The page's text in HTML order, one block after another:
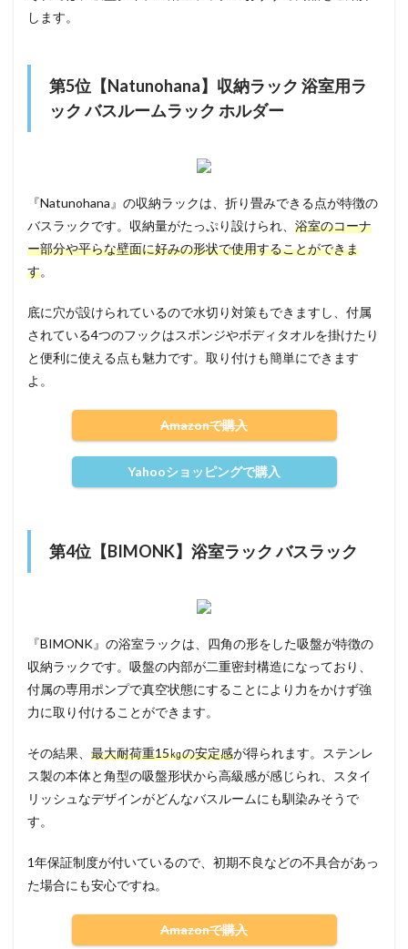
します。
第5位【Natunohana】収納ラック 浴室用ラ
ック バスルームラック ホルダー
『Natunohana』の収納ラックは、折り畳みできる点が特徴の
バスラックです。収納量がたっぷり設けられ、 浴室のコーナ
ー部分や平らな壁面に好みの形状で使用することができま
す。
底に穴が設けられているので水切り対策もできますし、付属
されている4つのフックはスポンジやボディタオルを掛けたり
と便利に使える点も魅力です。取り付けも簡単にできます
よ。
Amazonで購入
Yahooショッピングで購入
第4位【BIMONK】浴室ラック バスラック
『BIMONK』の浴室ラックは、四角の形をした吸盤が特徴の
収納ラックです。吸盤の内部が二重密封構造になっており、
付属の専用ポンプで真空状態にすることにより力をかけず強
力に取り付けることができます。
その結果、 最大耐荷重15㎏の安定感が得られます。ステンレ
ス製の本体と角型の吸盤形状から高級感が感じられ、スタイ
リッシュなデザインがどんなバスルームにも馴染みそうで
す。
1年保証制度が付いているので、初期不良などの不具合があっ
た場合にも安心ですね。
Amazonで購入